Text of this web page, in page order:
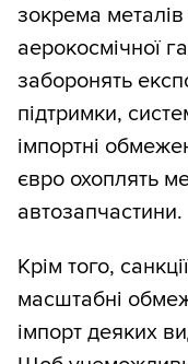
зокрема
аерокосмічної
заборонять
підтримки,
імпортні
євро охоплять
автозапчастини.
Крім того,
масштабні
імпорт деяких